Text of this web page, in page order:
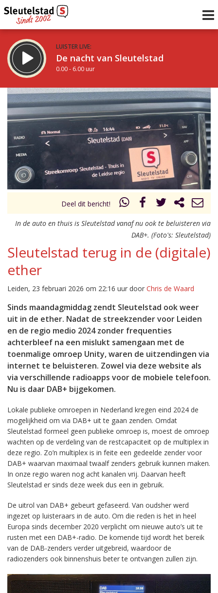
LUISTER LIVE:
De nacht van Sleutelstad
0.00 - 6.00 uur
STRAKS:
De ochtend van Sleutelstad
6.00 - 12.00 uur
Vorig uur
uur 1 van 0 Volgend uur
Deel dit bericht!
In de auto en thuis is Sleutelstad vanaf nu ook te beluisteren via
DAB+. (Foto's: Sleutelstad)
Sleutelstad terug in de (digitale)
ether
Leiden, 23 februari 2026 om 22:16 uur door Chris de Waard
Sinds maandagmiddag zendt Sleutelstad ook weer
uit in de ether. Nadat de streekzender voor Leiden
en de regio medio 2024 zonder frequenties
achterbleef na een mislukt samengaan met de
toenmalige omroep Unity, waren de uitzendingen via
internet te beluisteren. Zowel via deze website als
via verschillende radioapps voor de mobiele telefoon.
Nu is daar DAB+ bijgekomen.
Lokale publieke omroepen in Nederland kregen eind 2024 de
mogelijkheid om via DAB+ uit te gaan zenden. Omdat
Sleutelstad formeel geen publieke omroep is, moest de omroep
wachten op de verdeling van de restcapaciteit op de multiplex in
deze regio. Zo’n multiplex is in feite een gedeelde zender voor
DAB+ waarvan maximaal twaalf zenders gebruik kunnen maken.
In onze regio waren nog acht kanalen vrij. Daarvan heeft
Sleutelstad er sinds deze week dus een in gebruik.
De uitrol van DAB+ gebeurt gefaseerd. Van oudsher werd
ingezet op luisteraars in de auto. Om die reden is het in heel
Europa sinds december 2020 verplicht om nieuwe auto’s uit te
rusten met een DAB+-radio. De komende tijd wordt het bereik
van de DAB-zenders verder uitgebreid, waardoor de
radiozenders ook binnenshuis beter te ontvangen zullen zijn.